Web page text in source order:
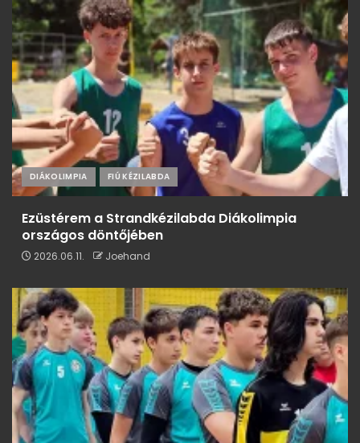
DIÁKOLIMPIA FIÚ KÉZILABDA
Ezüstérem a Strandkézilabda Diákolimpia
országos döntőjében
2026.06.11. Joehand